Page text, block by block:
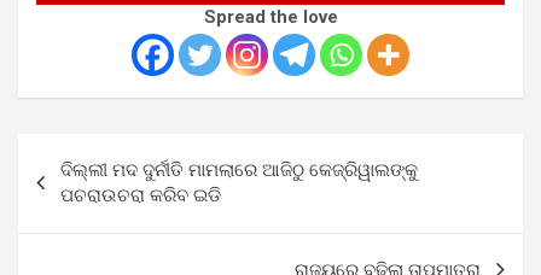
Spread the love
navigation
ଦିଲ୍ଲୀ ମଦ ଦୁର୍ନୀତି ମାମଲାରେ ଆଜିଠୁ କେଜ୍ରିୱାଲଙ୍କୁ
ପଚରାଉଚରା କରିବ ଇଡି
ରାଜ୍ୟରେ ବଢ଼ିଲା ତାପମାତ୍ରା